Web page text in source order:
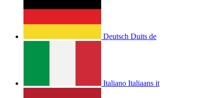
Deutsch Duits de
Italiano Italiaans it